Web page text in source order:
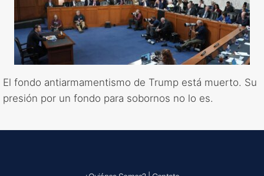
El fondo antiarmamentismo de Trump está muerto. Su
presión por un fondo para sobornos no lo es.